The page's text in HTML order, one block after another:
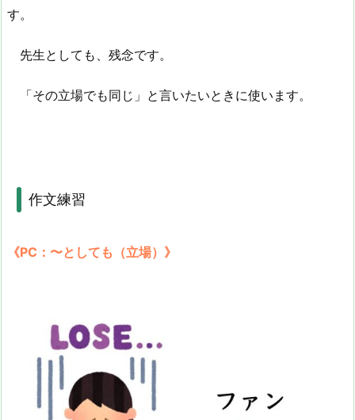
す。
先生としても、残念です。
「その立場でも同じ」と言いたいときに使います。
作文練習
《PC：〜としても（立場）》